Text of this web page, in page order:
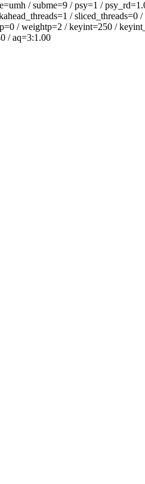
/ subme=9 / psy=1 /
/
/ weightp=2 / keyint=250 /
/ aq=3:1.00